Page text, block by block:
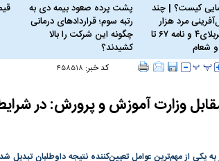
کیست؟ | چند
مرد هزار
نسخه؛ از کربلای۴ و نامه ۶۷ تا
شعام
پشت پرده صعود بیمه دی به
رتبه سوم؛ قراردادهای درمانی
چگونه این شرکت را بالا
کشیدند؟
کد خبر: ۴۵۸۵۱۸
وزارت آموزش و پرورش: در
معدل در کنکور به یکی از مهم‌ترین عوامل تعیین‌کننده نتیجه
نه به اعدام
پاسخگویی
نفت وزیر است و
رصد شوند